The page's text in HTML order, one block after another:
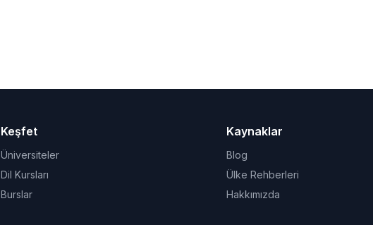
Keşfet
Üniversiteler
Dil Kursları
Burslar
Kaynaklar
Blog
Ülke Rehberleri
Hakkımızda